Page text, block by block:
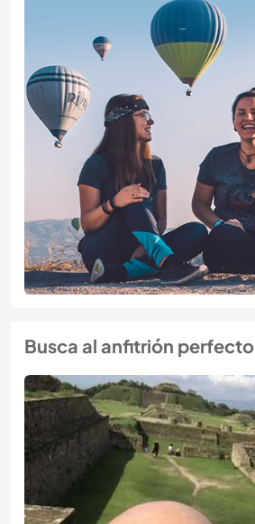
Busca al anfitrión perfecto